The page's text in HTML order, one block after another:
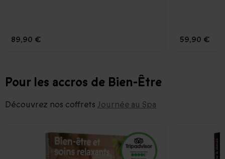
89,90 € 59,90 €
Pour les accros de Bien-Être
Découvrez nos coffrets Journée au Spa